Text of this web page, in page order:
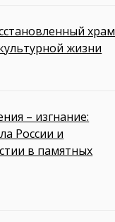
храм
жизни
– изгнание:
России и
в памятных